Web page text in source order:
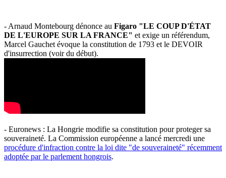
- Arnaud Montebourg dénonce au Figaro "LE COUP D'ÉTAT
DE L'EUROPE SUR LA FRANCE" et exige un référendum,
Marcel Gauchet évoque la constitution de 1793 et le DEVOIR
d'insurrection (voir du début).
- Euronews : La Hongrie modifie sa constitution pour proteger sa
souveraineté. La Commission européenne a lancé mercredi une
procédure d'infraction contre la loi dite "de souveraineté" récemment
adoptée par le parlement hongrois.